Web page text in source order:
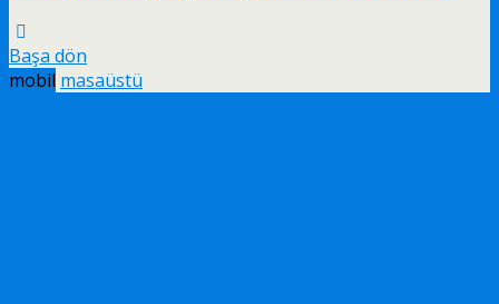
Başa dön
mobil masaüstü